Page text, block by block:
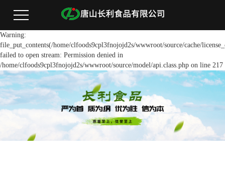
Warning:
file_put_contents(/home/clfoods9cpl3fnojojd2s/wwwroot/source/cache/
failed to open stream: Permission denied in
/home/clfoods9cpl3fnojojd2s/wwwroot/source/model/api.class.php on line 217